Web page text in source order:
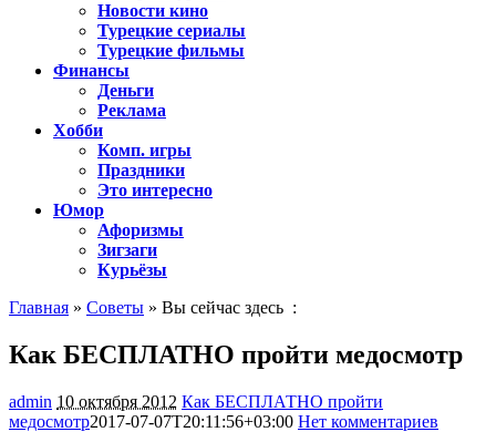
Новости кино
Турецкие сериалы
Турецкие фильмы
Финансы
Деньги
Реклама
Хобби
Комп. игры
Праздники
Это интересно
Юмор
Афоризмы
Зигзаги
Курьёзы
Главная » Советы » Вы сейчас здесь :
Как БЕСПЛАТНО пройти медосмотр
admin 10 октября 2012 Как БЕСПЛАТНО пройти
медосмотр2017-07-07T20:11:56+03:00 Нет комментариев